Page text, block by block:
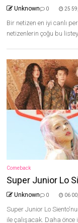
Unknown 0 25
Bir netizen en iyi canlı
netizenlerin çoğu bu
Comeback
Super Junior Lo
Unknown 0 06
Super Junior Lo
ile çalışacak. Daha önce